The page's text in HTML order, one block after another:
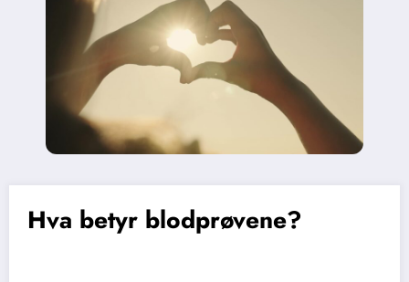
Hva betyr blodprøvene?